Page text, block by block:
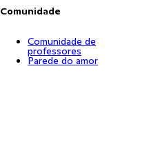
Comunidade
Comunidade de
professores
Parede do amor